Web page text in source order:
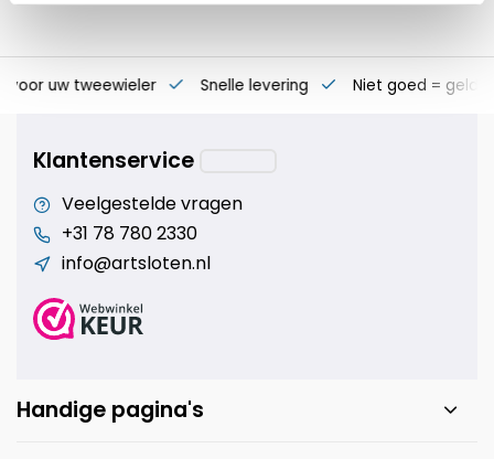
voor uw tweewieler Snelle levering Niet goed = geld
Klantenservice
Veelgestelde vragen
+31 78 780 2330
info@artsloten.nl
Handige pagina's